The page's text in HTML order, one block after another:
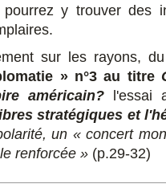
pourrez y trouver des
sur les rayons,
» n°3 au titre
américain? l'essai
stratégiques et
un « concert
renforcée » (p.29-32)